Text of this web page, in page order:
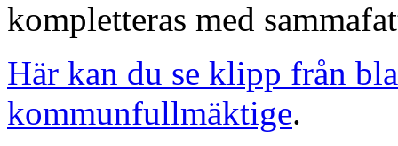
kompletteras med
Här kan du se klipp från
kommunfullmäktige.